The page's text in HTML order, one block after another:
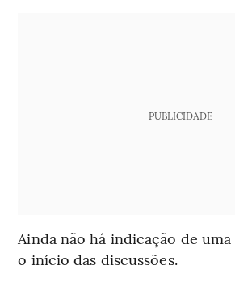
PUBLICIDADE
Ainda não há indicação de
o início das discussões.